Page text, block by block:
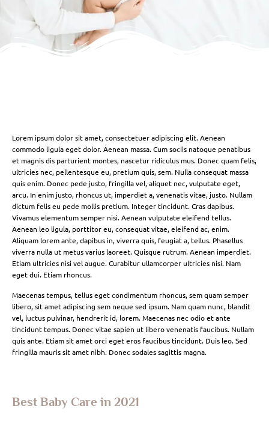
Lorem ipsum dolor sit amet, consectetuer adipiscing elit. Aenean
commodo ligula eget dolor. Aenean massa. Cum sociis natoque penatibus
et magnis dis parturient montes, nascetur ridiculus mus. Donec quam felis,
ultricies nec, pellentesque eu, pretium quis, sem. Nulla consequat massa
quis enim. Donec pede justo, fringilla vel, aliquet nec, vulputate eget,
arcu. In enim justo, rhoncus ut, imperdiet a, venenatis vitae, justo. Nullam
dictum felis eu pede mollis pretium. Integer tincidunt. Cras dapibus.
Vivamus elementum semper nisi. Aenean vulputate eleifend tellus.
Aenean leo ligula, porttitor eu, consequat vitae, eleifend ac, enim.
Aliquam lorem ante, dapibus in, viverra quis, feugiat a, tellus. Phasellus
viverra nulla ut metus varius laoreet. Quisque rutrum. Aenean imperdiet.
Etiam ultricies nisi vel augue. Curabitur ullamcorper ultricies nisi. Nam
eget dui. Etiam rhoncus.
Maecenas tempus, tellus eget condimentum rhoncus, sem quam semper
libero, sit amet adipiscing sem neque sed ipsum. Nam quam nunc, blandit
vel, luctus pulvinar, hendrerit id, lorem. Maecenas nec odio et ante
tincidunt tempus. Donec vitae sapien ut libero venenatis faucibus. Nullam
quis ante. Etiam sit amet orci eget eros faucibus tincidunt. Duis leo. Sed
fringilla mauris sit amet nibh. Donec sodales sagittis magna.
Best Baby Care in 2021